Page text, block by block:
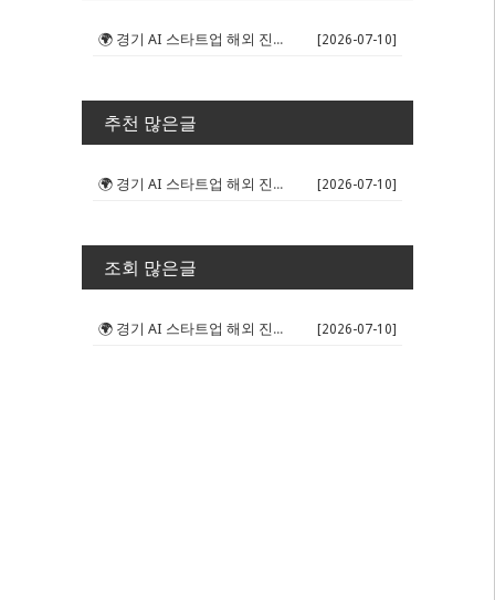
🌍 경기 AI 스타트업 해외 진출 판... [2026-07-10]
추천 많은글
🌍 경기 AI 스타트업 해외 진출 판... [2026-07-10]
조회 많은글
🌍 경기 AI 스타트업 해외 진출 판... [2026-07-10]